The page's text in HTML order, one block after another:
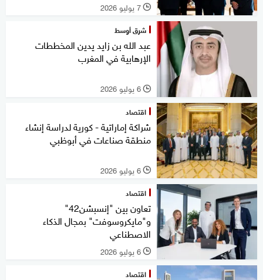
l 7 يوليو 2026
شرق أوسط
عبد الله بن زايد يدين المخططات
الإرهابية في المغرب
l 6 يوليو 2026
اقتصاد
شراكة إماراتية - كورية لدراسة إنشاء
منطقة صناعات في أبوظبي
l 6 يوليو 2026
اقتصاد
تعاون بين "إنسبشن42"
و"مايكروسوفت" بمجال الذكاء
الاصطناعي
l 6 يوليو 2026
اقتصاد